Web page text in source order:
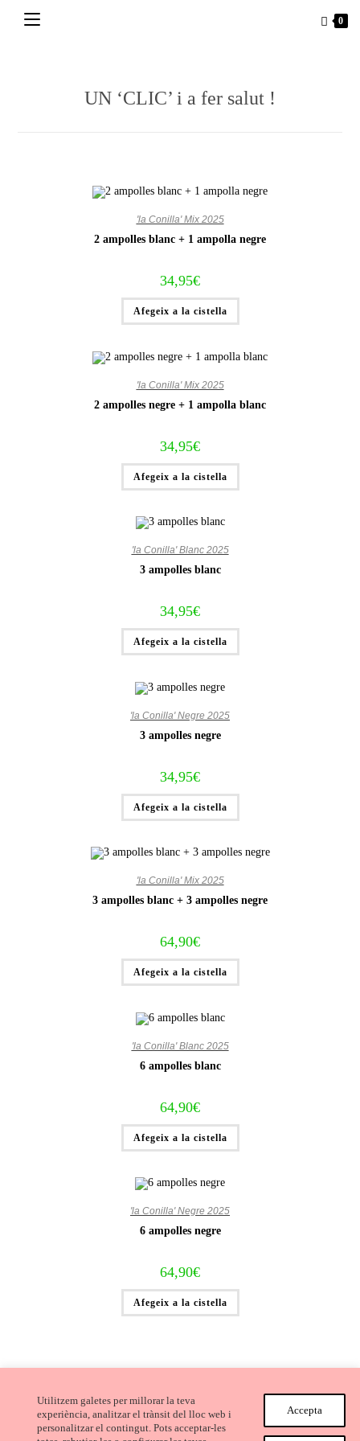
Utilitzem galetes per millorar la teva
experiència, analitzar el trànsit del lloc web i
personalitzar el contingut. Pots acceptar-les
Accepta
0
UN ‘CLIC’ i a fer salut !
'la Conilla' Mix 2025
2 ampolles blanc + 1 ampolla negre
34,95€
Afegeix a la cistella
'la Conilla' Mix 2025
2 ampolles negre + 1 ampolla blanc
34,95€
Afegeix a la cistella
'la Conilla' Blanc 2025
3 ampolles blanc
34,95€
Afegeix a la cistella
'la Conilla' Negre 2025
3 ampolles negre
34,95€
Afegeix a la cistella
'la Conilla' Mix 2025
3 ampolles blanc + 3 ampolles negre
64,90€
Afegeix a la cistella
'la Conilla' Blanc 2025
6 ampolles blanc
64,90€
Afegeix a la cistella
'la Conilla' Negre 2025
6 ampolles negre
64,90€
Afegeix a la cistella
Avís Legal i Condicions de compra Cookies